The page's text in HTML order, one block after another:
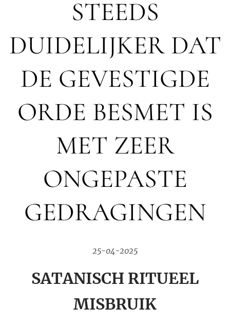
STEEDS
DUIDELIJKER DAT
DE GEVESTIGDE
ORDE BESMET IS
MET ZEER
ONGEPASTE
GEDRAGINGEN
25-04-2025
SATANISCH RITUEEL
MISBRUIK